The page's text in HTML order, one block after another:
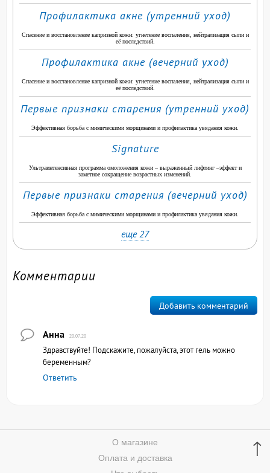
Профилактика акне (утренний уход)
Спасение и восстановление капризной кожи: угнетение воспаления, нейтрализация сыпи и
её последствий.
Профилактика акне (вечерний уход)
Спасение и восстановление капризной кожи: угнетение воспаления, нейтрализация сыпи и
её последствий.
Первые признаки старения (утренний уход)
Эффективная борьба с мимическими морщинами и профилактика увядания кожи.
Signature
Ультраинтенсивная программа омоложения кожи – выраженный лифтинг –эффект и
заметное сокращение возрастных изменений.
Первые признаки старения (вечерний уход)
Эффективная борьба с мимическими морщинами и профилактика увядания кожи.
еще 27
Комментарии
Добавить комментарий
Анна 20.07.20
Здравствуйте! Подскажите, пожалуйста, этот гель можно
беременным?
Ответить
↑
О магазине
Оплата и доставка